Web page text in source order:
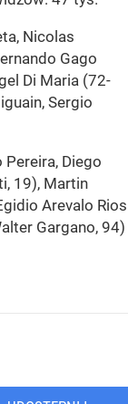
Nicolas
Gago
Di Maria (72-
Sergio
Diego
19), Martin
Arevalo Rios
Gargano, 94)